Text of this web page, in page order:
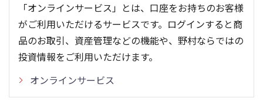
「オンラインサービス」とは、口座をお持ちのお客様
がご利用いただけるサービスです。ログインすると商
品のお取引、資産管理などの機能や、野村ならではの
投資情報をご利用いただけます。
オンラインサービス